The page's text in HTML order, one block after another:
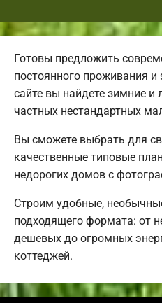
Готовы предложить
постоянного проживания
сайте вы найдете зимние и
частных нестандартных
Вы сможете выбрать для
качественные типовые
недорогих домов с
Строим удобные,
подходящего формата: от
дешевых до огромных
коттеджей.